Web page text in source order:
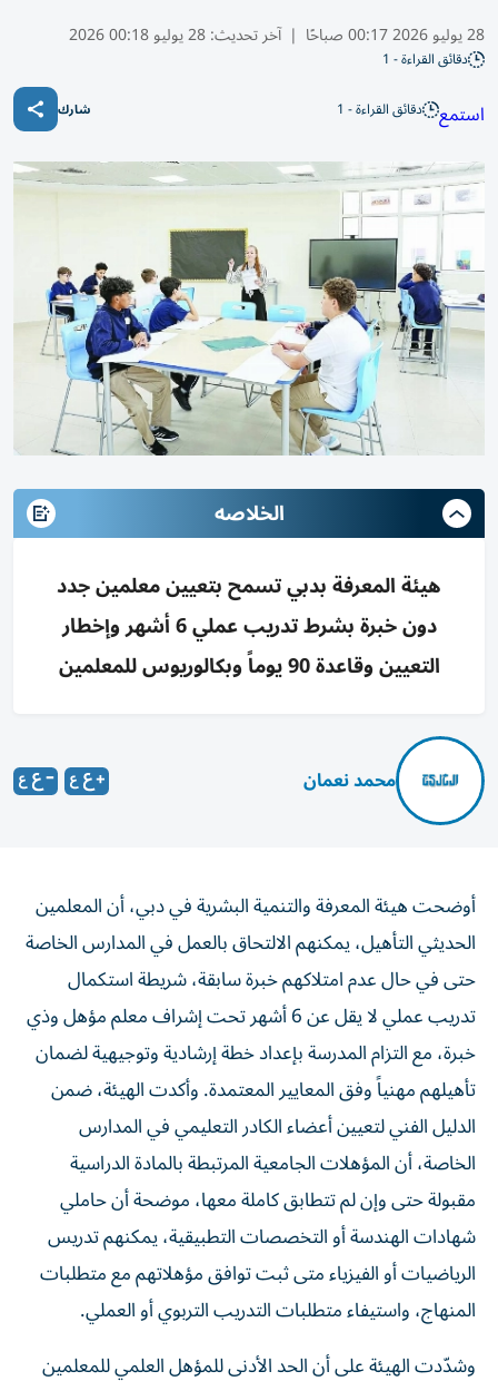
28 يوليو 2026 00:17 صباحًا | آخر تحديث:28 يوليو 00:18 2026
دقائق القراءة - 1
استمع دقائق القراءة - 1 شارك
الخلاصه
هيئة المعرفة بدبي تسمح بتعيين معلمين جدد
دون خبرة بشرط تدريب عملي 6 أشهر وإخطار
التعيين وقاعدة 90 يوماً وبكالوريوس للمعلمين
محمد نعمان
أوضحت هيئة المعرفة والتنمية البشرية في دبي، أن المعلمين
الحديثي التأهيل، يمكنهم الالتحاق بالعمل في المدارس الخاصة
حتى في حال عدم امتلاكهم خبرة سابقة، شريطة استكمال
تدريب عملي لا يقل عن 6 أشهر تحت إشراف معلم مؤهل وذي
خبرة، مع التزام المدرسة بإعداد خطة إرشادية وتوجيهية لضمان
تأهيلهم مهنياً وفق المعايير المعتمدة. وأكدت الهيئة، ضمن
الدليل الفني لتعيين أعضاء الكادر التعليمي في المدارس
الخاصة، أن المؤهلات الجامعية المرتبطة بالمادة الدراسية
مقبولة حتى وإن لم تتطابق كاملة معها، موضحة أن حاملي
شهادات الهندسة أو التخصصات التطبيقية، يمكنهم تدريس
الرياضيات أو الفيزياء متى ثبت توافق مؤهلاتهم مع متطلبات
المنهاج، واستيفاء متطلبات التدريب التربوي أو العملي.
وشدّدت الهيئة على أن الحد الأدنى للمؤهل العلمي للمعلمين